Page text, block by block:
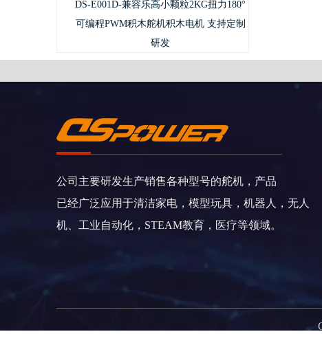
DS-E001D-兼容乐高小颗粒2KG扭力180°
可编程PWM积木舵机积木电机 支持定制
研发
公司主要研发生产销售各种型号的舵机，产品
已经广泛应用于清洁家电，模型玩具，机器人，无人
机、工业自动化，STEAM教育，医疗等领域。